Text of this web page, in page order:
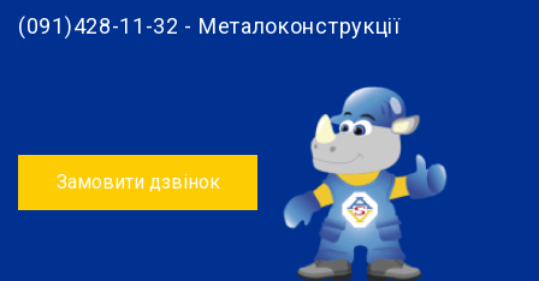
(091)428-11-32 - Металоконструкції
Замовити дзвінок